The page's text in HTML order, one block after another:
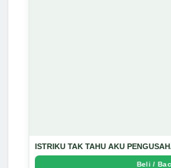
ISTRIKU TAK TAHU AKU
Beli /